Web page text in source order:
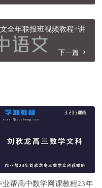
全年联报班视频教程+讲
下一篇
业帮高中数学网课教程23年